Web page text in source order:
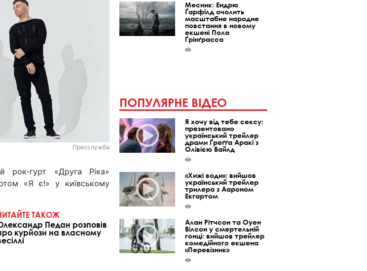
Пресслужба
рок-гурт «Друга Ріка»
«Я є!» у київському
ТАКОЖ
Педан розповів
курйози на власному
Месник: Ендрю
Ґарфілд очолить
масштабне народне
повстання в новому
екшені Пола
Ґрінґрасса
ПОПУЛЯРНЕ ВІДЕО
Я хочу від тебе сексу:
презентовано
український трейлер
драми Ґреґґа Аракі з
Олівією Вайлд
«Хижі води»: вийшов
український трейлер
трилера з Аароном
Екгартом
Алан Рітчсон та Оуен
Вілсон у смертельній
гонці: вийшов трейлер
комедійного екшена
«Перевізник»